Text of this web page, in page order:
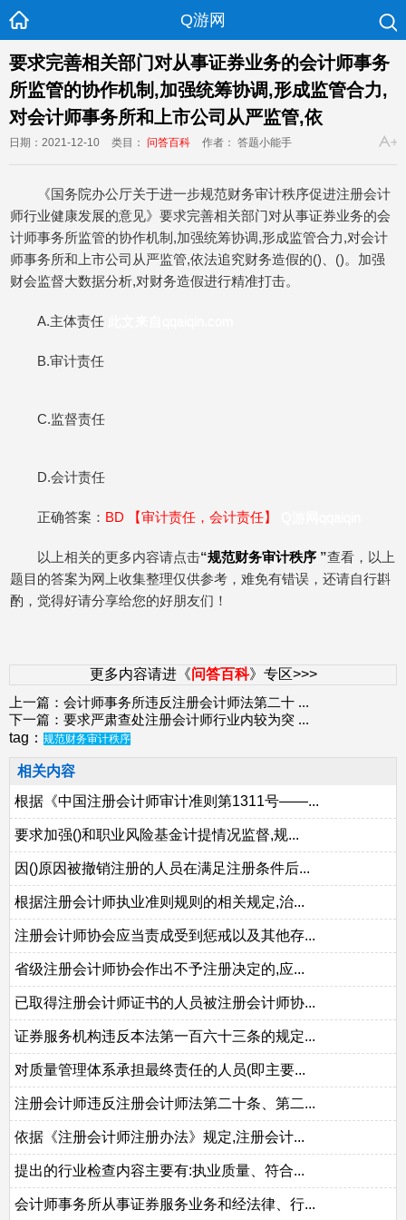
Q游网
要求完善相关部门对从事证券业务的会计师事务
所监管的协作机制,加强统筹协调,形成监管合力,
对会计师事务所和上市公司从严监管,依
日期：2021-12-10 类目： 问答百科 作者： 答题小能手
《国务院办公厅关于进一步规范财务审计秩序促进注册会计
师行业健康发展的意见》要求完善相关部门对从事证券业务的会
计师事务所监管的协作机制,加强统筹协调,形成监管合力,对会计
师事务所和上市公司从严监管,依法追究财务造假的()、()。加强
财会监督大数据分析,对财务造假进行精准打击。
A.主体责任
B.审计责任
C.监督责任
D.会计责任
正确答案： BD 【审计责任， 会计责任】
以上相关的更多内容请点击“规范财务审计秩序 ”查看，以上
题目的答案为网上收集整理仅供参考，难免有错误，还请自行斟
酌，觉得好请分享给您的好朋友们！
更多内容请进《问答百科》专区>>>
上一篇： 会计师事务所违反注册会计师法第二十 ...
下一篇： 要求严肃查处注册会计师行业内较为突 ...
tag： 规范财务审计秩序
相关内容
根据《中国注册会计师审计准则第1311号——...
要求加强()和职业风险基金计提情况监督,规...
因()原因被撤销注册的人员在满足注册条件后...
根据注册会计师执业准则规则的相关规定,治...
注册会计师协会应当责成受到惩戒以及其他存...
省级注册会计师协会作出不予注册决定的,应...
已取得注册会计师证书的人员被注册会计师协...
证券服务机构违反本法第一百六十三条的规定...
对质量管理体系承担最终责任的人员(即主要...
注册会计师违反注册会计师法第二十条、第二...
依据《注册会计师注册办法》规定,注册会计...
提出的行业检查内容主要有:执业质量、符合...
会计师事务所从事证券服务业务和经法律、行...